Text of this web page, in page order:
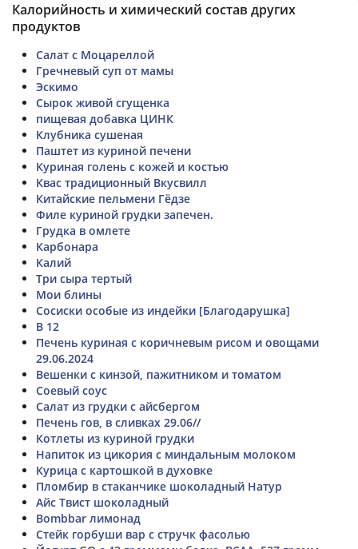
Калорийность и химический состав других
продуктов
Салат с Моцареллой
Гречневый суп от мамы
Эскимо
Сырок живой сгущенка
пищевая добавка ЦИНК
Клубника сушеная
Паштет из куриной печени
Куриная голень с кожей и костью
Квас традиционный Вкусвилл
Китайские пельмени Гёдзе
Филе куриной грудки запечен.
Грудка в омлете
Карбонара
Калий
Три сыра тертый
Мои блины
Сосиски особые из индейки [Благодарушка]
B 12
Печень куриная с коричневым рисом и овощами
29.06.2024
Вешенки с кинзой, пажитником и томатом
Соевый соус
Салат из грудки с айсбергом
Печень гов, в сливках 29.06//
Котлеты из куриной грудки
Напиток из цикория с миндальным молоком
Курица с картошкой в духовке
Пломбир в стаканчике шоколадный Натур
Айс Твист шоколадный
Bombbar лимонад
Стейк горбуши вар с стручк фасолью